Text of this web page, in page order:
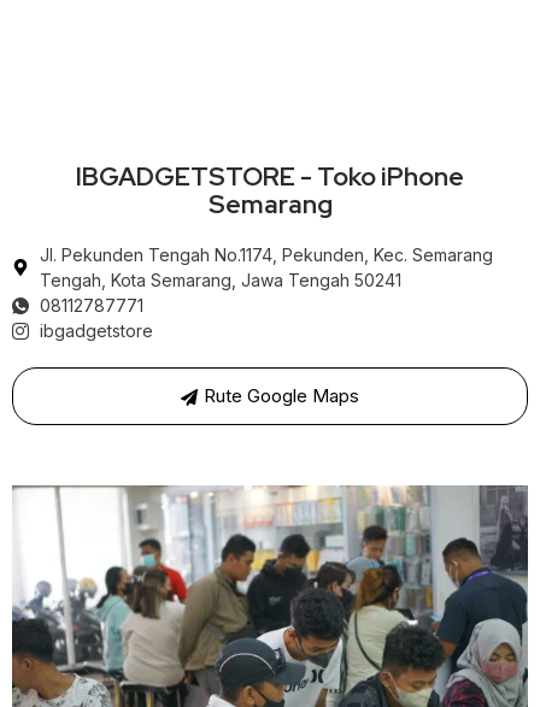
IBGADGETSTORE - Toko iPhone
Semarang
Jl. Pekunden Tengah No.1174, Pekunden, Kec. Semarang
Tengah, Kota Semarang, Jawa Tengah 50241
08112787771
ibgadgetstore
Rute Google Maps